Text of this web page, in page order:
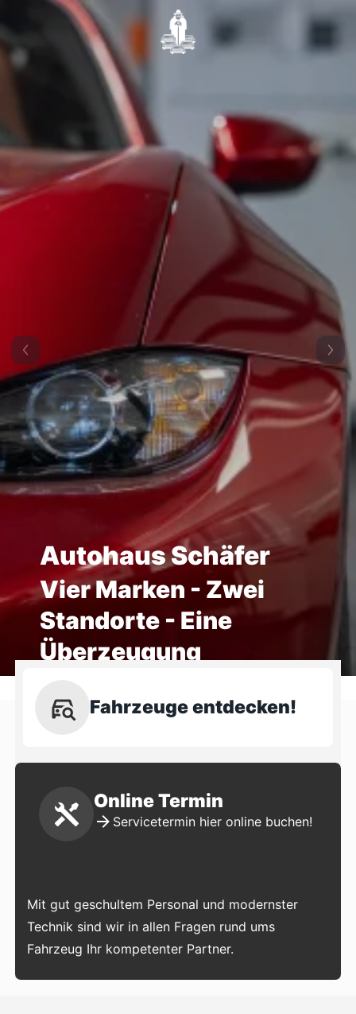
Autohaus Schäfer
Vier Marken - Zwei
Standorte - Eine
Überzeugung
Fahrzeuge entdecken!
Online Termin
Servicetermin hier online buchen!
Mit gut geschultem Personal und modernster
Technik sind wir in allen Fragen rund ums
Fahrzeug Ihr kompetenter Partner.